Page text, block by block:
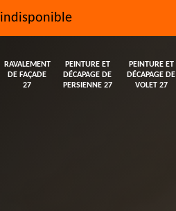
indisponible
RAVALEMENT
DE FAÇADE
27
PEINTURE ET
DÉCAPAGE DE
PERSIENNE 27
PEINTURE ET
DÉCAPAGE DE
VOLET 27